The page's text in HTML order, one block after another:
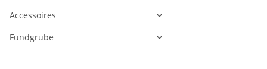
Accessoires
Fundgrube